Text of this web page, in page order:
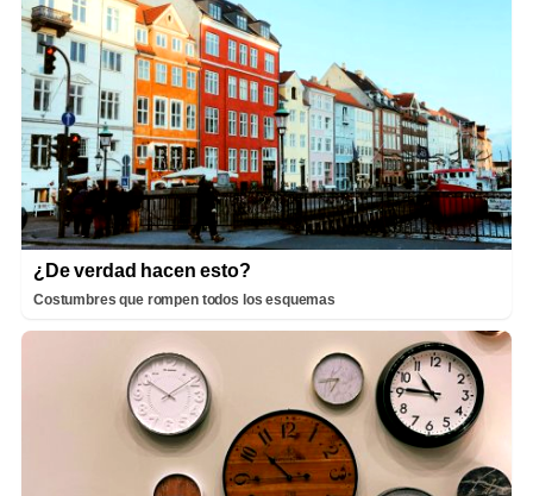
¿De verdad hacen esto?
Costumbres que rompen todos los esquemas